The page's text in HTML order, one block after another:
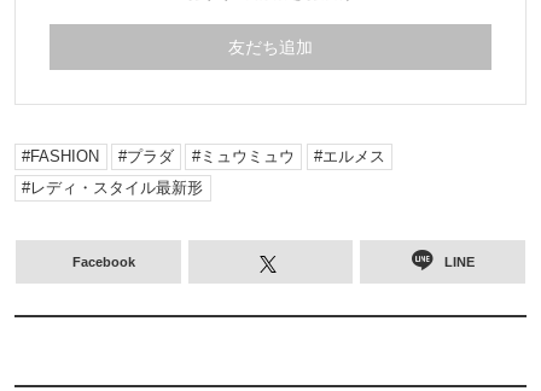
友だち追加
FASHION プラダ ミュウミュウ
エルメス
レディ・スタイル最新形
Facebook LINE